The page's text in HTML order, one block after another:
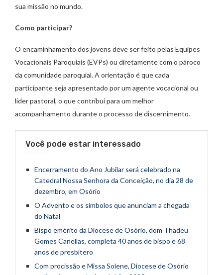
sua missão no mundo.
Como participar?
O encaminhamento dos jovens deve ser feito pelas Equipes
Vocacionais Paroquiais (EVPs) ou diretamente com o pároco
da comunidade paroquial. A orientação é que cada
participante seja apresentado por um agente vocacional ou
líder pastoral, o que contribui para um melhor
acompanhamento durante o processo de discernimento.
Você pode estar interessado
Encerramento do Ano Jubilar será celebrado na
Catedral Nossa Senhora da Conceição, no dia 28 de
dezembro, em Osório
O Advento e os símbolos que anunciam a chegada
do Natal
Bispo emérito da Diocese de Osório, dom Thadeu
Gomes Canellas, completa 40 anos de bispo e 68
anos de presbítero
Com procissão e Missa Solene, Diocese de Osório